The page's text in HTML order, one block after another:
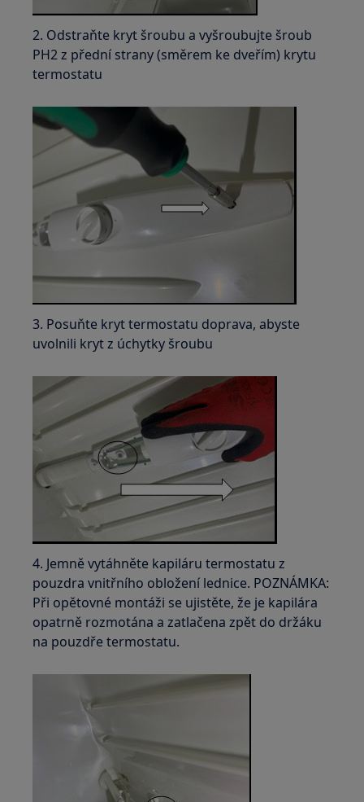
2. Odstraňte kryt šroubu a vyšroubujte šroub
PH2 z přední strany (směrem ke dveřím) krytu
termostatu
3. Posuňte kryt termostatu doprava, abyste
uvolnili kryt z úchytky šroubu
4. Jemně vytáhněte kapiláru termostatu z
pouzdra vnitřního obložení lednice. POZNÁMKA:
Při opětovné montáži se ujistěte, že je kapilára
opatrně rozmotána a zatlačena zpět do držáku
na pouzdře termostatu.